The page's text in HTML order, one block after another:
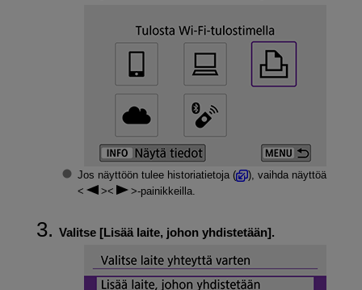
Jos näyttöön tulee historiatietoja (
), vaihda näyttöä
-painikkeilla.
Valitse [Lisää laite, johon yhdistetään].